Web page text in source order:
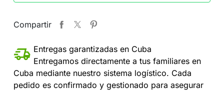
Compartir
Entregas garantizadas en Cuba
Entregamos directamente a tus familiares en
Cuba mediante nuestro sistema logístico. Cada
pedido es confirmado y gestionado para asegurar